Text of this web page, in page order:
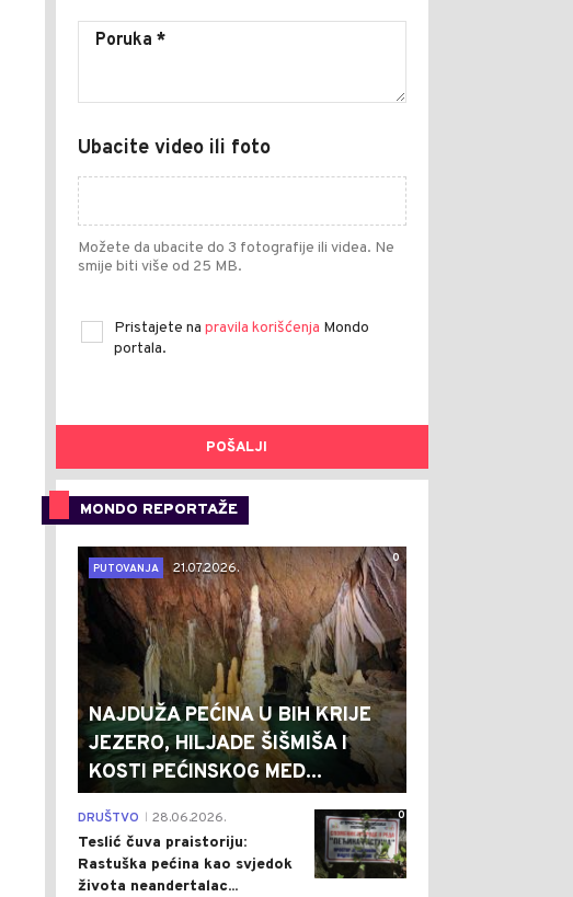
Ubacite video ili foto
Možete da ubacite do 3 fotografije ili videa. Ne
smije biti više od 25 MB.
Pristajete na pravila korišćenja Mondo
portala.
POŠALJI
MONDO REPORTAŽE
0
PUTOVANJA
21.07.2026.
NAJDUŽA PEĆINA U BIH KRIJE
JEZERO, HILJADE ŠIŠMIŠA I
KOSTI PEĆINSKOG MED...
0
DRUŠTVO 28.06.2026.
Teslić čuva praistoriju:
Rastuška pećina kao svjedok
života neandertalac...